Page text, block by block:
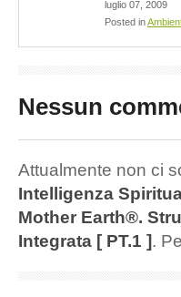
luglio 07, 2009
Posted in
Nessun
Attualmente non ci
Intelligenza
Mother Earth®.
Integrata [ PT.1 ].